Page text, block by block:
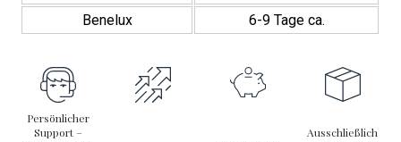
Benelux
6-9 Tage ca.
Persönlicher
Support –
Ausschließlich